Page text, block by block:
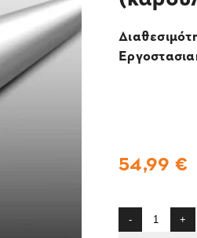
54,99 €
- +